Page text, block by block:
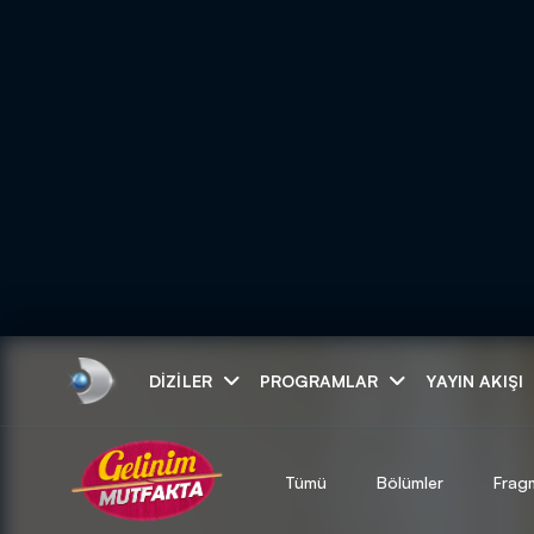
DIZILER PROGRAMLAR YAYIN AKIŞI
Tümü Bölümler